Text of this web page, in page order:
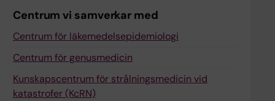
havandeskapsförgiftning?
#172: Hur hindra hjärtstopp inom
vården?
Centrum vi samverkar med
Centrum för läkemedelsepidemiologi
Centrum för genusmedicin
Kunskapscentrum för strålningsmedicin vid
katastrofer (KcRN)